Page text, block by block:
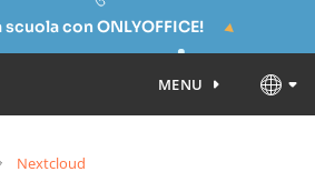
con ONLYOFFICE!
MENU
Nextcloud